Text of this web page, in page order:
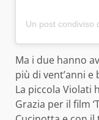
Ma i due hanno
più di vent’anni
La piccola Violati
Grazia per il film